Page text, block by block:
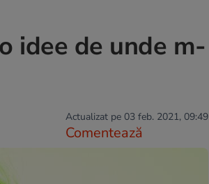
idee de unde m-
Actualizat pe 03 feb. 2021, 09:49
Comentează